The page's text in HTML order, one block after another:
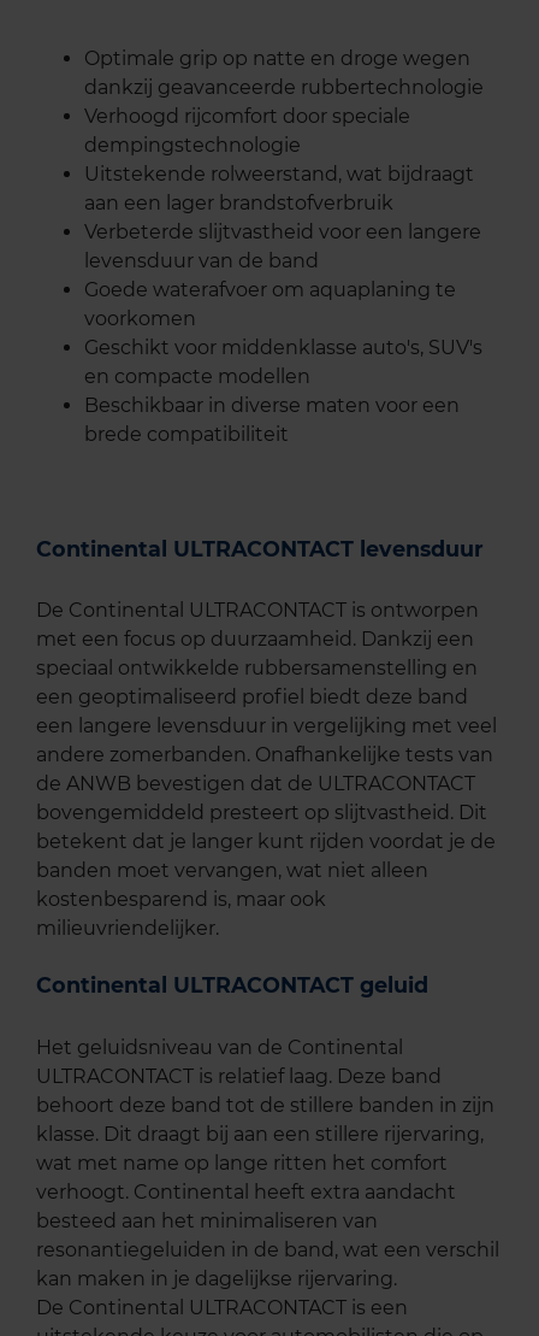
Optimale grip op natte en droge wegen
dankzij geavanceerde rubbertechnologie
Verhoogd rijcomfort door speciale
dempingstechnologie
Uitstekende rolweerstand, wat bijdraagt
aan een lager brandstofverbruik
Verbeterde slijtvastheid voor een langere
levensduur van de band
Goede waterafvoer om aquaplaning te
voorkomen
Geschikt voor middenklasse auto's, SUV's
en compacte modellen
Beschikbaar in diverse maten voor een
brede compatibiliteit
Continental ULTRACONTACT levensduur
De Continental ULTRACONTACT is ontworpen
met een focus op duurzaamheid. Dankzij een
speciaal ontwikkelde rubbersamenstelling en
een geoptimaliseerd profiel biedt deze band
een langere levensduur in vergelijking met veel
andere zomerbanden. Onafhankelijke tests van
de ANWB bevestigen dat de ULTRACONTACT
bovengemiddeld presteert op slijtvastheid. Dit
betekent dat je langer kunt rijden voordat je de
banden moet vervangen, wat niet alleen
kostenbesparend is, maar ook
milieuvriendelijker.
Continental ULTRACONTACT geluid
Het geluidsniveau van de Continental
ULTRACONTACT is relatief laag. Deze band
behoort deze band tot de stillere banden in zijn
klasse. Dit draagt bij aan een stillere rijervaring,
wat met name op lange ritten het comfort
verhoogt. Continental heeft extra aandacht
besteed aan het minimaliseren van
resonantiegeluiden in de band, wat een verschil
kan maken in je dagelijkse rijervaring.
De Continental ULTRACONTACT is een